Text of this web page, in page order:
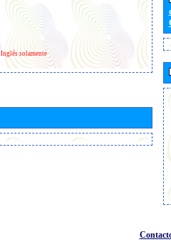
Inglés solamente